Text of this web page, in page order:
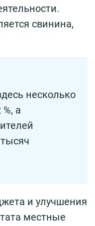
свинина,
несколько
а
и улучшения
местные